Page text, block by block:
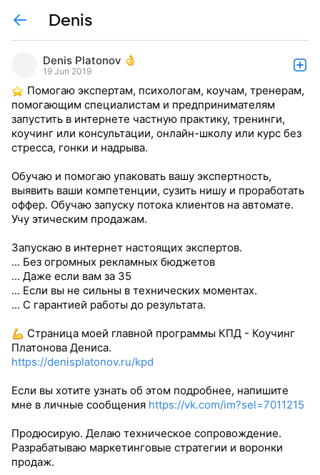
Denis
Denis Platonov
19 Jun 2019
Помогаю экспертам, психологам, коучам, тренерам,
помогающим специалистам и предпринимателям
запустить в интернете частную практику, тренинги,
коучинг или консультации, онлайн-школу или курс без
стресса, гонки и надрыва.
Обучаю и помогаю упаковать вашу экспертность,
выявить ваши компетенции, сузить нишу и проработать
оффер. Обучаю запуску потока клиентов на автомате.
Учу этическим продажам.
Запускаю в интернет настоящих экспертов.
... Без огромных рекламных бюджетов
... Даже если вам за 35
... Если вы не сильны в технических моментах.
... С гарантией работы до результата.
Страница моей главной программы КПД - Коучинг
Платонова Дениса.
https://denisplatonov.ru/kpd
Если вы хотите узнать об этом подробнее, напишите
мне в личные сообщения https://vk.com/im?sel=7011215
Продюсирую. Делаю техническое сопровождение.
Разрабатываю маркетинговые стратегии и воронки
продаж.